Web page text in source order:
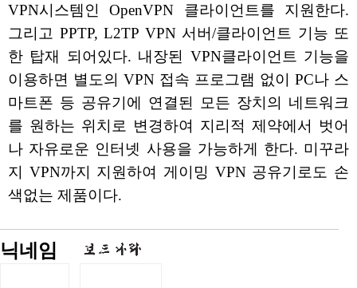
VPN시스템인 OpenVPN 클라이언트를 지원한다.
그리고 PPTP, L2TP VPN 서버/클라이언트 기능 또
한 탑재 되어있다. 내장된 VPN클라이언트 기능을
이용하면 별도의 VPN 접속 프로그램 없이 PC나 스
마트폰 등 공유기에 연결된 모든 장치의 네트워크
를 원하는 위치로 변경하여 지리적 제약에서 벗어
나 자유로운 인터넷 사용을 가능하게 한다. 미꾸라
지 VPN까지 지원하여 게이밍 VPN 공유기로도 손
색없는 제품이다.
닉네임